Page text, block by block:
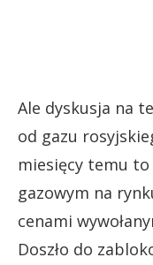
Ale dyskusja na
od gazu
miesięcy temu to
gazowym na
cenami
Doszło do